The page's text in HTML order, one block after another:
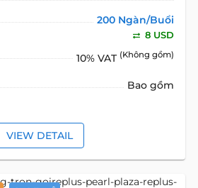
200 Ngàn/Buổi
8 USD
10% VAT (Không gồm)
Bao gồm
VIEW DETAIL